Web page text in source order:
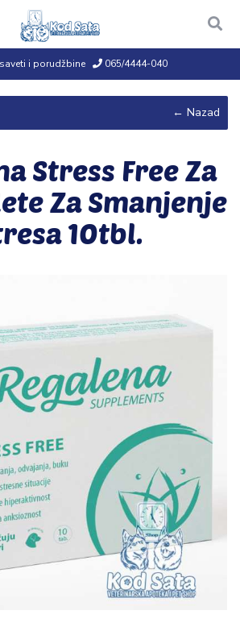
i porudžbine 065/4444-040
← Nazad
Stress Free Za
Za Smanjenje
10tbl.